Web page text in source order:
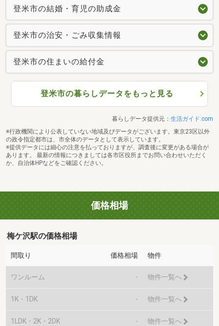
登米市の結婚・育児の助成金
登米市の治安・ごみ収集情報
登米市の住まいの給付金
登米市の暮らしデータをもっと見る
暮らしデータ提供元： 生活ガイド.com
※行政機関により公表していない地域及びデータがございます。東京23区以外
の政令指定都市は、市全体のデータとして表示しています。
※提供データには細心の注意を払っておりますが、調査後に変更がある場合が
あります。 最新の情報につきましては各市区役所までお問い合わせいただく
か、自治体HPなどをご確認ください。
価格相場
梅ケ沢駅の価格相場
間取り 価格相場 物件
ワンルーム - 物件一覧へ
1K・1DK - 物件一覧へ
1LDK・2K・2DK - 物件一覧へ